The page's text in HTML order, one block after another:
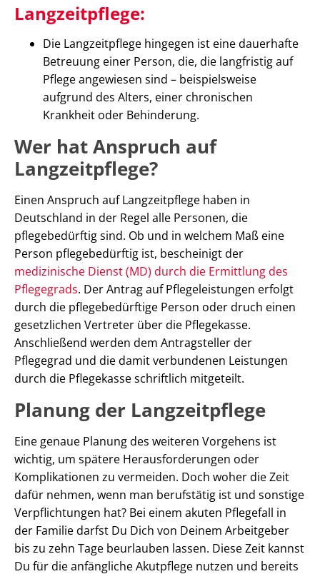
Langzeitpflege:
Die Langzeitpflege hingegen ist eine dauerhafte
Betreuung einer Person, die, die langfristig auf
Pflege angewiesen sind – beispielsweise
aufgrund des Alters, einer chronischen
Krankheit oder Behinderung.
Wer hat Anspruch auf
Langzeitpflege?
Einen Anspruch auf Langzeitpflege haben in
Deutschland in der Regel alle Personen, die
pflegebedürftig sind. Ob und in welchem Maß eine
Person pflegebedürftig ist, bescheinigt der
medizinische Dienst (MD) durch die Ermittlung des
Pflegegrads. Der Antrag auf Pflegeleistungen erfolgt
durch die pflegebedürftige Person oder druch einen
gesetzlichen Vertreter über die Pflegekasse.
Anschließend werden dem Antragsteller der
Pflegegrad und die damit verbundenen Leistungen
durch die Pflegekasse schriftlich mitgeteilt.
Planung der Langzeitpflege
Eine genaue Planung des weiteren Vorgehens ist
wichtig, um spätere Herausforderungen oder
Komplikationen zu vermeiden. Doch woher die Zeit
dafür nehmen, wenn man berufstätig ist und sonstige
Verpflichtungen hat? Bei einem akuten Pflegefall in
der Familie darfst Du Dich von Deinem Arbeitgeber
bis zu zehn Tage beurlauben lassen. Diese Zeit kannst
Du für die anfängliche Akutpflege nutzen und bereits